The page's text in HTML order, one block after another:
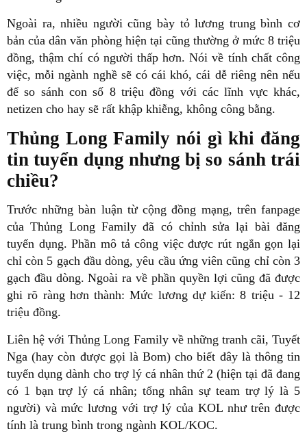
Ngoài ra, nhiều người cũng bày tỏ lương trung bình cơ
bản của dân văn phòng hiện tại cũng thường ở mức 8 triệu
đồng, thậm chí có người thấp hơn. Nói về tính chất công
việc, mỗi ngành nghề sẽ có cái khó, cái dễ riêng nên nếu
để so sánh con số 8 triệu đồng với các lĩnh vực khác,
netizen cho hay sẽ rất khập khiễng, không công bằng.
Thủng Long Family nói gì khi đăng
tin tuyển dụng nhưng bị so sánh trái
chiều?
Trước những bàn luận từ cộng đồng mạng, trên fanpage
của Thủng Long Family đã có chỉnh sửa lại bài đăng
tuyển dụng. Phần mô tả công việc được rút ngắn gọn lại
chỉ còn 5 gạch đầu dòng, yêu cầu ứng viên cũng chỉ còn 3
gạch đầu dòng. Ngoài ra về phần quyền lợi cũng đã được
ghi rõ ràng hơn thành: Mức lương dự kiến: 8 triệu - 12
triệu đồng.
Liên hệ với Thủng Long Family về những tranh cãi, Tuyết
Nga (hay còn được gọi là Bom) cho biết đây là thông tin
tuyển dụng dành cho trợ lý cá nhân thứ 2 (hiện tại đã đang
có 1 bạn trợ lý cá nhân; tổng nhân sự team trợ lý là 5
người) và mức lương với trợ lý của KOL như trên được
tính là trung bình trong ngành KOL/KOC.